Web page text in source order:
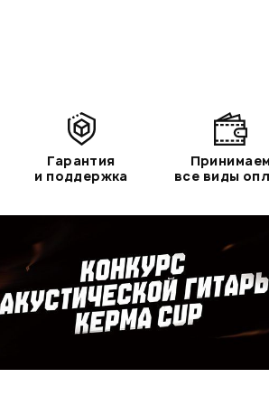
Гарантия
и поддержка
Принимаем
все виды